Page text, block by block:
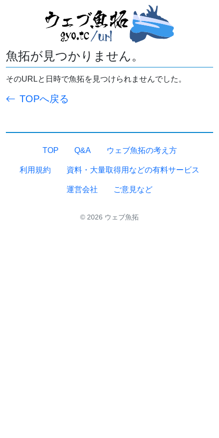
魚拓が見つかりません。
そのURLと日時で魚拓を見つけられませんでした。
TOPへ戻る
TOP Q&A ウェブ魚拓の考え方
利用規約 資料・大量取得用などの有料サービス
運営会社 ご意見など
© 2026 ウェブ魚拓